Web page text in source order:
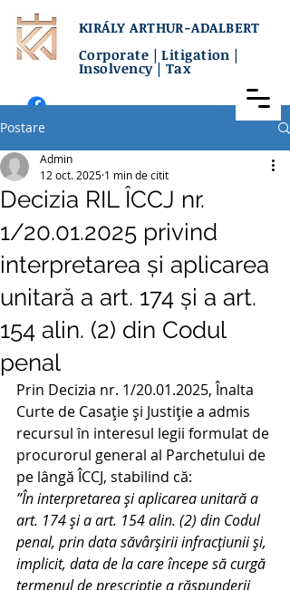
KIRÁLY ARTHUR-ADALBERT
Corporate | Litigation |
Insolvency | Tax
Postare
Decizia RIL ÎCCJ nr.
1/20.01.2025 privind
interpretarea și aplicarea
unitară a art. 174 și a art.
154 alin. (2) din Codul
penal
Admin
12 oct. 2025 1 min de citit
Prin Decizia nr. 1/20.01.2025, Înalta
Curte de Casație și Justiție a admis
recursul în interesul legii formulat de
procurorul general al Parchetului de
pe lângă ÎCCJ, stabilind că:
”În interpretarea şi aplicarea unitară a
art. 174 şi a art. 154 alin. (2) din Codul
penal, prin data săvârşirii infracţiunii şi,
implicit, data de la care începe să curgă
termenul de prescripţie a răspunderii